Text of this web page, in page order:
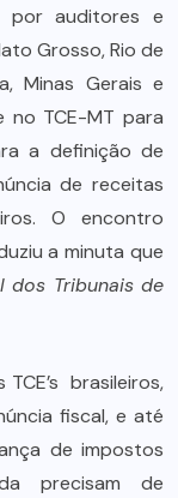
por auditores e
Grosso, Rio de
Minas Gerais e
no TCE-MT para
a definição de
de receitas
O encontro
a minuta que
dos Tribunais de
brasileiros,
fiscal, e até
de impostos
precisam de